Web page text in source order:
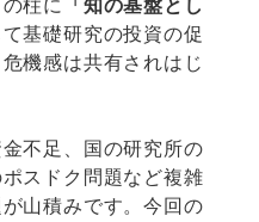
柱に
「知の基盤とし
て基礎研究の投資の促
機感は共有されはじ
不足、国の研究所の
スドク問題など複雑
山積みです。今回の